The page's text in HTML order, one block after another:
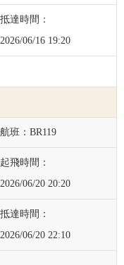
2026/06/16 19:20
BR119
2026/06/20 20:20
2026/06/20 22:10